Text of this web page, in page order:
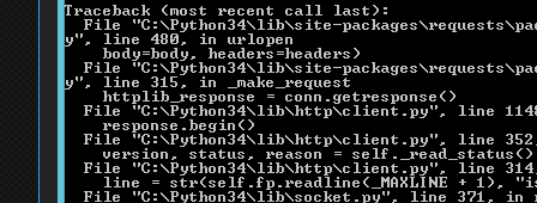
else:
print ("Too
sys.exit()